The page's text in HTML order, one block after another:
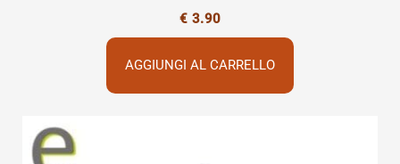
€ 3.90
AGGIUNGI AL CARRELLO